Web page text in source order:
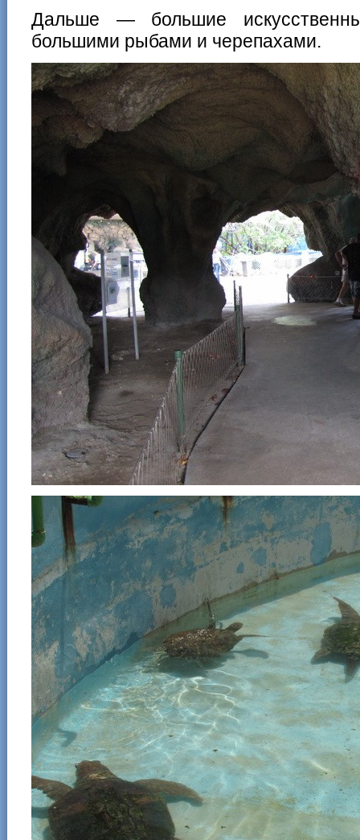
Дальше — большие
большими рыбами и черепахами.